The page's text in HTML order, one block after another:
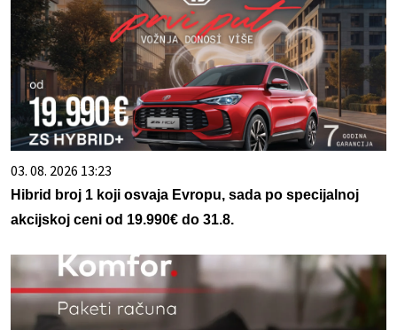
03. 08. 2026 13:23
Hibrid broj 1 koji osvaja Evropu, sada po specijalnoj
akcijskoj ceni od 19.990€ do 31.8.